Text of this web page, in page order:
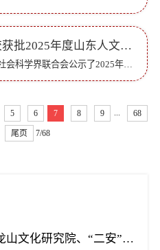
喜报！学校获批2025年度山东人文社科联合基金“沂蒙精神与革命文物研究专项”
近日，山东省社会科学界联合会公示了2025年度山东省人文社会科学联合基金项目“沂蒙精神与革命文物研究专项拟立项名单”。学校文学院、历史文化学院朱振华教授团队申报的“精神地标与空间网络：沂蒙精神视域下山...
5 6 7 8 9 ... 68
尾页 7/68
齐鲁师范学院揭牌成立龙山文化研究院、“二安”文化研究院